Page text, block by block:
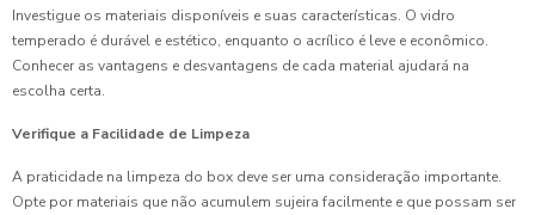
Investigue os materiais disponíveis e suas características. O vidro
temperado é durável e estético, enquanto o acrílico é leve e econômico.
Conhecer as vantagens e desvantagens de cada material ajudará na
escolha certa.
Verifique a Facilidade de Limpeza
A praticidade na limpeza do box deve ser uma consideração importante.
Opte por materiais que não acumulem sujeira facilmente e que possam ser